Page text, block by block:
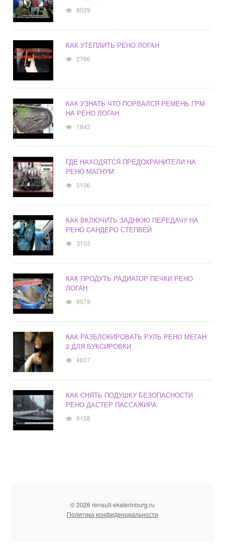
8029
КАК УТЕПЛИТЬ РЕНО ЛОГАН
2766
КАК УЗНАТЬ ЧТО ПОРВАЛСЯ РЕМЕНЬ ГРМ
НА РЕНО ЛОГАН
1843
ГДЕ НАХОДЯТСЯ ПРЕДОХРАНИТЕЛИ НА
РЕНО МАГНУМ
5106
КАК ВКЛЮЧИТЬ ЗАДНЮЮ ПЕРЕДАЧУ НА
РЕНО САНДЕРО СТЕПВЕЙ
3103
КАК ПРОДУТЬ РАДИАТОР ПЕЧКИ РЕНО
ЛОГАН
9578
КАК РАЗБЛОКИРОВАТЬ РУЛЬ РЕНО МЕГАН
2 ДЛЯ БУКСИРОВКИ
4607
КАК СНЯТЬ ПОДУШКУ БЕЗОПАСНОСТИ
РЕНО ДАСТЕР ПАССАЖИРА
6158
© 2026 renault-ekaterinburg.ru
Политика конфиденциальности